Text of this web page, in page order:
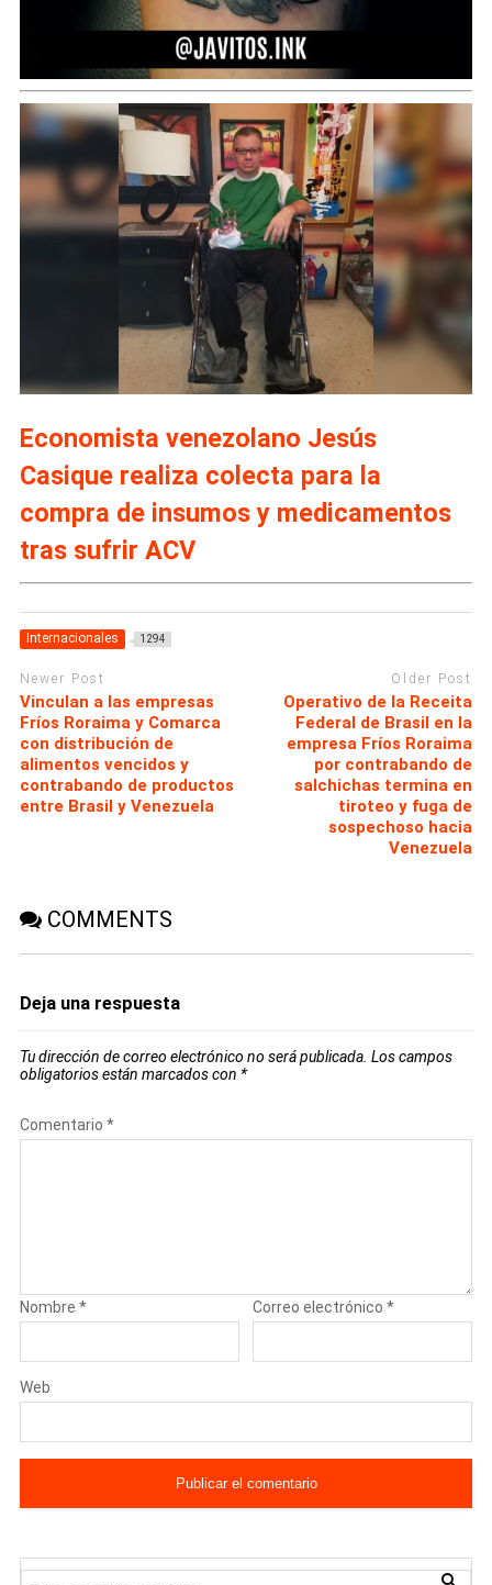
Economista venezolano Jesús
Casique realiza colecta para la
compra de insumos y medicamentos
tras sufrir ACV
Internacionales 1294
Newer Post
Vinculan a las empresas
Fríos Roraima y Comarca
con distribución de
alimentos vencidos y
contrabando de productos
entre Brasil y Venezuela
Older Post
Operativo de la Receita
Federal de Brasil en la
empresa Fríos Roraima
por contrabando de
salchichas termina en
tiroteo y fuga de
sospechoso hacia
Venezuela
COMMENTS
Deja una respuesta
Tu dirección de correo electrónico no será publicada. Los campos
obligatorios están marcados con *
Comentario *
Nombre * Correo electrónico*
Web